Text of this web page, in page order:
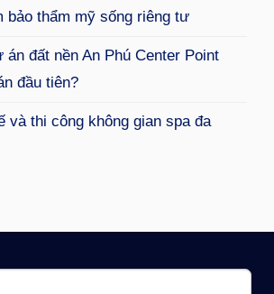
bảo thẩm mỹ sống riêng tư
án đất nền An Phú Center Point
đầu tiên?
và thi công không gian spa đa